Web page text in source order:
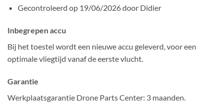
Gecontroleerd op 19/06/2026 door Didier
Inbegrepen accu
Bij het toestel wordt een nieuwe accu geleverd, voor een
optimale vliegtijd vanaf de eerste vlucht.
Garantie
Werkplaatsgarantie Drone Parts Center: 3 maanden.